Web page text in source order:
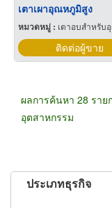
เตาเผาอุณหภูมิสูง
หมวดหมู่ : เตาอบสำหรับอุตสา
ติดต่อผู้ขาย
ผลการค้นหา 28 รา
อุตสาหกรรม
ประเภทธุรกิจ